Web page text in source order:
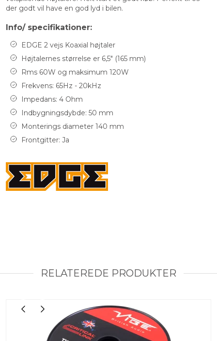
der godt vil have en god lyd i bilen.
Info/ specifikationer:
EDGE 2 vejs Koaxial højtaler
Højtalernes størrelse er 6,5" (165 mm)
Rms 60W og maksimum 120W
Frekvens: 65Hz - 20kHz
Impedans: 4 Ohm
Indbygningsdybde: 50 mm
Monterings diameter 140 mm
Frontgitter: Ja
RELATEREDE PRODUKTER